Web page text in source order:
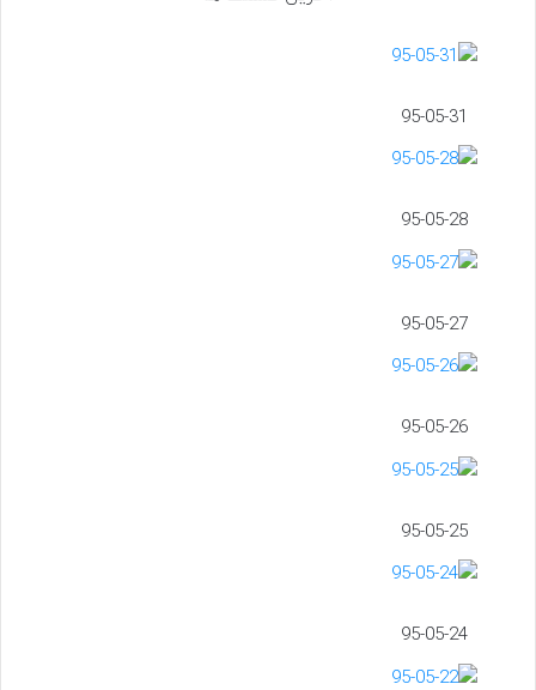
95-05-31
95-05-28
95-05-27
95-05-26
95-05-25
95-05-24